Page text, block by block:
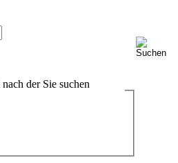
der Sie suchen